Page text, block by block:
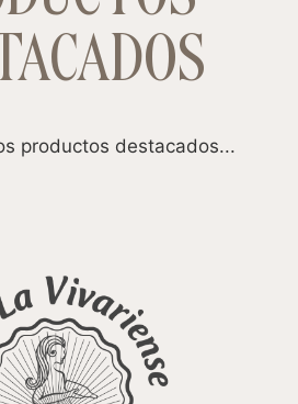
productos destacados...